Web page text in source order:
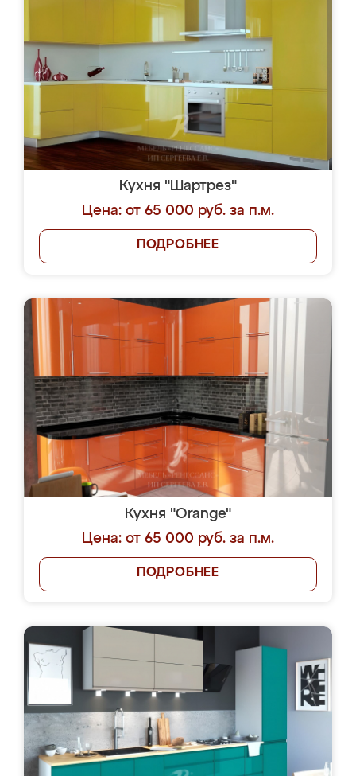
Кухня "Шартрез"
Цена: от 65 000 руб. за п.м.
ПОДРОБНЕЕ
Кухня "Orange"
Цена: от 65 000 руб. за п.м.
ПОДРОБНЕЕ